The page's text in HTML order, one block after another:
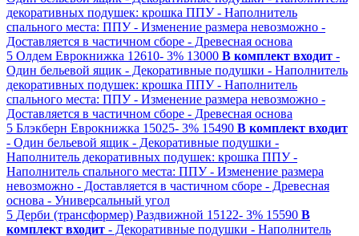
декоративных подушек: крошка ППУ - Наполнитель
спального места: ППУ - Изменение размера невозможно -
Доставляется в частичном сборе - Древесная основа
5 Олдем Еврокнижка 12610- 3% 13000 В комплект входит -
Один бельевой ящик - Декоративные подушки - Наполнитель
декоративных подушек: крошка ППУ - Наполнитель
спального места: ППУ - Изменение размера невозможно -
Доставляется в частичном сборе - Древесная основа
5 Блэкберн Еврокнижка 15025- 3% 15490 В комплект входит
- Один бельевой ящик - Декоративные подушки -
Наполнитель декоративных подушек: крошка ППУ -
Наполнитель спального места: ППУ - Изменение размера
невозможно - Доставляется в частичном сборе - Древесная
основа - Универсальный угол
5 Дерби (трансформер) Раздвижной 15122- 3% 15590 В
комплект входит - Декоративные подушки - Наполнитель